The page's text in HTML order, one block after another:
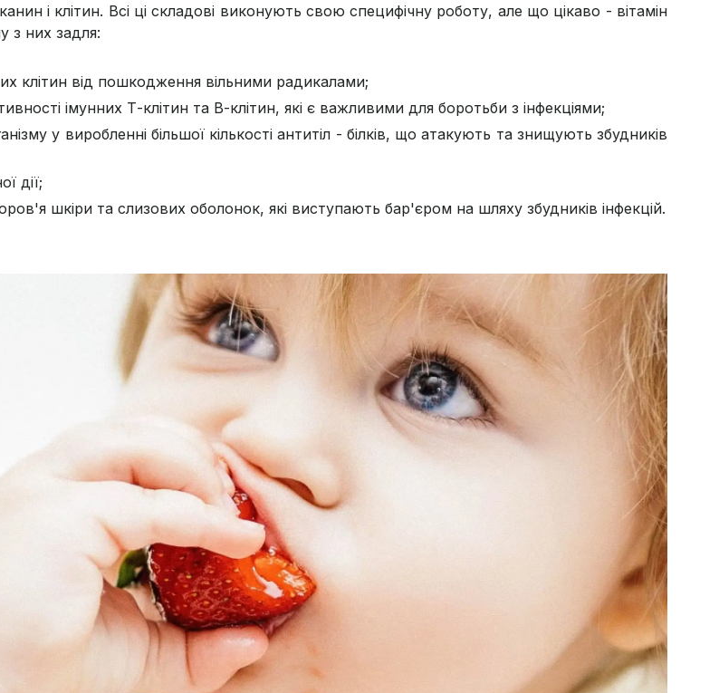
і клітин. Всі ці складові виконують свою специфічну роботу, але що цікаво - вітамін
з них задля:
клітин від пошкодження вільними радикалами;
імунних Т-клітин та В-клітин, які є важливими для боротьби з інфекціями;
у виробленні більшої кількості антитіл - білків, що атакують та знищують збудників
дії;
шкіри та слизових оболонок, які виступають бар'єром на шляху збудників інфекцій.